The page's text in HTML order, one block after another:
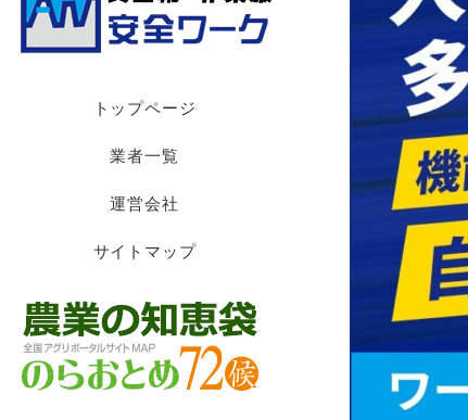
トップページ
業者一覧
運営会社
サイトマップ